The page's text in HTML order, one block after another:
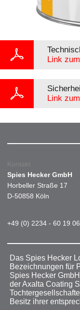
Link
Link
Kontakt
Spies Hecker GmbH
Horbeller Straße 17
D-50858 Köln
+49 (0) 2234 - 60 19 06
Das Spies Hecker
Bezeichnungen für
Spies Hecker
der Axalta Coating
Besitz ihrer